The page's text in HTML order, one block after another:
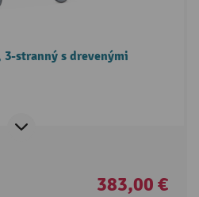
stranný s drevenými
383,00 €